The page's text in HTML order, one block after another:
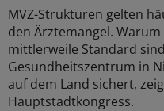
MVZ-Strukturen gelten
den Ärztemangel.
mittlerweile Standard
Gesundheitszentrum in
auf dem Land sichert,
Hauptstadtkongress.